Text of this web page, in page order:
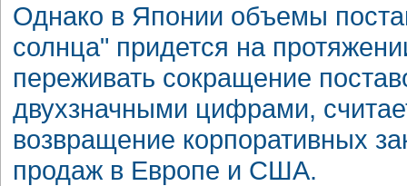
Однако в Японии объемы
солнца" придется на
переживать сокращение
двухзначными цифрами,
возвращение корпоративных
продаж в Европе и США.